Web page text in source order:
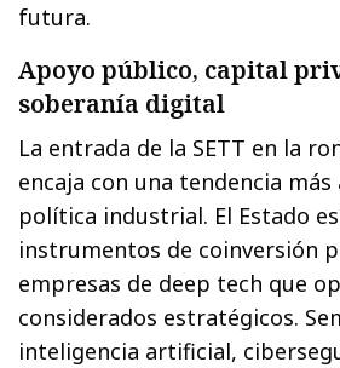
futura.
Apoyo público, capital
soberanía digital
La entrada de la SETT en la
encaja con una tendencia más
política industrial. El Estado
instrumentos de coinversión
empresas de deep tech que
considerados estratégicos.
inteligencia artificial,